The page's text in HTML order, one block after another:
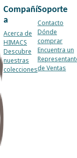
Compañí
a
Acerca de
HIMACS
Descubre
nuestras
colecciones
Soporte
Contacto
Dónde
comprar
Encuentra un
de Ventas